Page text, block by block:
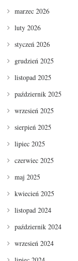
marzec 2026
luty 2026
styczeń 2026
grudzień 2025
listopad 2025
październik 2025
wrzesień 2025
sierpień 2025
lipiec 2025
czerwiec 2025
maj 2025
kwiecień 2025
listopad 2024
październik 2024
wrzesień 2024